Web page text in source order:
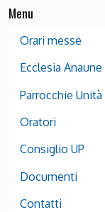
Menu
Orari messe
Ecclesia
Parrocchie
Oratori
Consiglio UP
Documenti
Contatti